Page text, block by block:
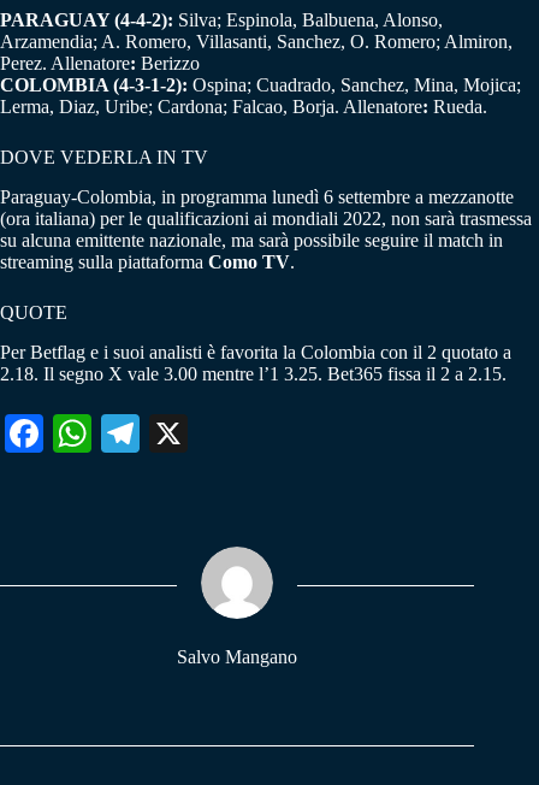
PARAGUAY (4-4-2): Silva; Espinola, Balbuena, Alonso,
Arzamendia; A. Romero, Villasanti, Sanchez, O. Romero; Almiron,
Perez. Allenatore: Berizzo
COLOMBIA (4-3-1-2): Ospina; Cuadrado, Sanchez, Mina, Mojica;
Lerma, Diaz, Uribe; Cardona; Falcao, Borja. Allenatore: Rueda.
DOVE VEDERLA IN TV
Paraguay-Colombia, in programma lunedì 6 settembre a mezzanotte
(ora italiana) per le qualificazioni ai mondiali 2022, non sarà trasmessa
su alcuna emittente nazionale, ma sarà possibile seguire il match in
streaming sulla piattaforma Como TV.
QUOTE
Per Betflag e i suoi analisti è favorita la Colombia con il 2 quotato a
2.18. Il segno X vale 3.00 mentre l’1 3.25. Bet365 fissa il 2 a 2.15.
Fa W
pp
Te
m
Salvo Mangano